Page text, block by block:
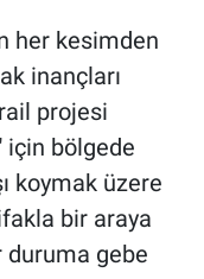
her kesimden
inançları
projesi
için bölgede
koymak üzere
bir araya
gebe